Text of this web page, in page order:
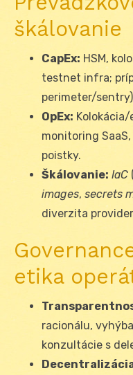
škálovanie
CapEx: HSM,
testnet infra;
perimeter/
OpEx:
monitoring
poistky.
Škálovanie: IaC
images, secrets
diverzita
etika
racionálu,
konzultácie s